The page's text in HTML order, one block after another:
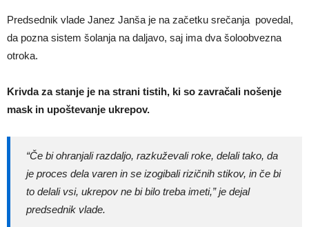
Predsednik vlade Janez Janša je na začetku srečanja povedal,
da pozna sistem šolanja na daljavo, saj ima dva šoloobvezna
otroka.
Krivda za stanje je na strani tistih, ki so zavračali nošenje
mask in upoštevanje ukrepov.
“Če bi ohranjali razdaljo, razkuževali roke, delali tako, da
je proces dela varen in se izogibali rizičnih stikov, in če bi
to delali vsi, ukrepov ne bi bilo treba imeti,” je dejal
predsednik vlade.